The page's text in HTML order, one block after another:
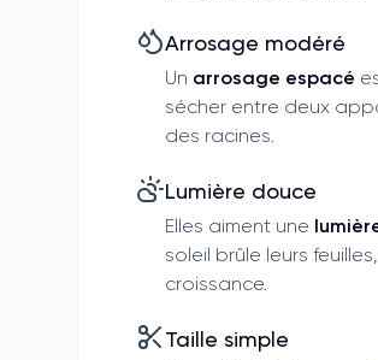
Arrosage modéré
Un arrosage espacé
sécher entre deux
des racines.
Lumière douce
Elles aiment une
soleil brûle leurs
croissance.
Taille simple